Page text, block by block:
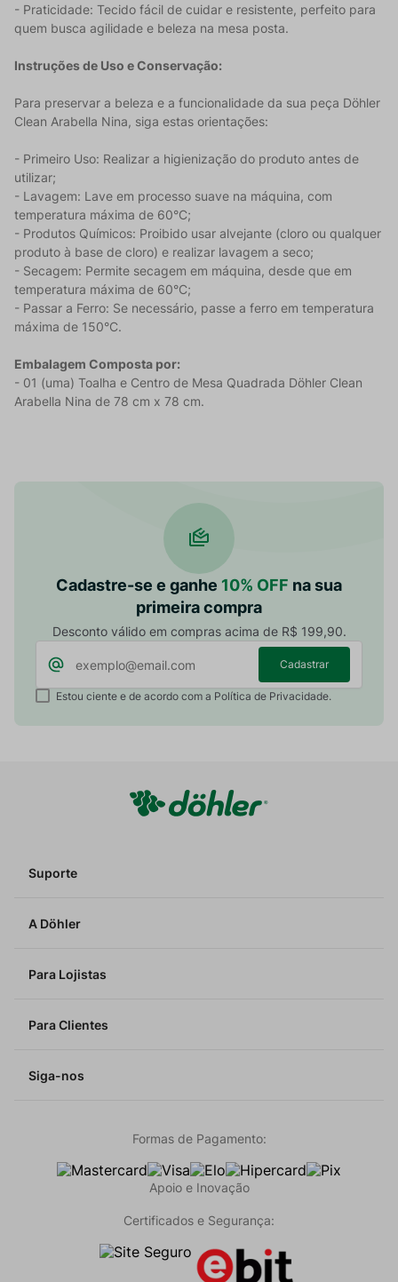
- Praticidade: Tecido fácil de cuidar e resistente, perfeito para
quem busca agilidade e beleza na mesa posta.
Instruções de Uso e Conservação:
Para preservar a beleza e a funcionalidade da sua peça Döhler
Clean Arabella Nina, siga estas orientações:
- Primeiro Uso: Realizar a higienização do produto antes de
utilizar;
- Lavagem: Lave em processo suave na máquina, com
temperatura máxima de 60°C;
- Produtos Químicos: Proibido usar alvejante (cloro ou qualquer
produto à base de cloro) e realizar lavagem a seco;
- Secagem: Permite secagem em máquina, desde que em
temperatura máxima de 60°C;
- Passar a Ferro: Se necessário, passe a ferro em temperatura
máxima de 150°C.
Embalagem Composta por:
- 01 (uma) Toalha e Centro de Mesa Quadrada Döhler Clean
Arabella Nina de 78 cm x 78 cm.
Cadastre-se e ganhe 10% OFF na sua
primeira compra
Desconto válido em compras acima de R$ 199,90.
Cadastrar
Estou ciente e de acordo com a Política de Privacidade.
Suporte
A Döhler
Para Lojistas
Para Clientes
Siga-nos
Formas de Pagamento:
Apoio e Inovação
Certificados e Segurança: